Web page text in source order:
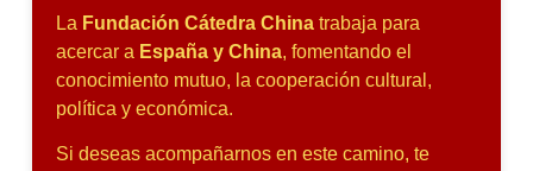
La Fundación Cátedra China trabaja para
acercar a España y China, fomentando el
conocimiento mutuo, la cooperación cultural,
política y económica.
Si deseas acompañarnos en este camino, te